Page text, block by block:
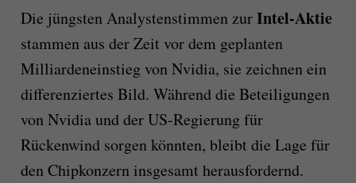
Die jüngsten Analystenstimmen zurIntel-Aktie
stammen aus der Zeit vor dem geplanten
Milliardeneinstieg von Nvidia, sie zeichnen ein
differenziertes Bild. Während die Beteiligungen
von Nvidia und der US-Regierung für
Rückenwind sorgen könnten, bleibt die Lage für
den Chipkonzern insgesamt herausfordernd.